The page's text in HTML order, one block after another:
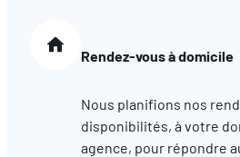
sociaux utilisés et vous permettre
hébergé sur un site externe.
Rendez-vous à domicile
Nous planifions nos
disponibilités, à votre
agence, pour répondre